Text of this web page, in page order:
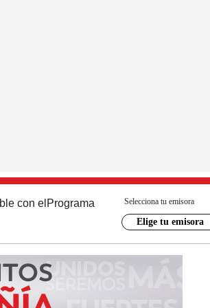
con el Programa Selecciona tu emisora
Elige tu emisora